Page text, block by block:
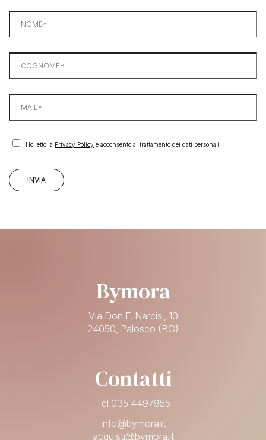
Ho letto la Privacy Policy e acconsento al trattamento dei dati personali
Bymora
Via Don F. Narcisi, 10
24050, Palosco (BG)
Contatti
Tel 035 4497955
info@bymora.it
acquisti@bymora.it